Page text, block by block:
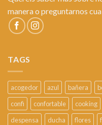
manera o preguntarnos
TAGS
acogedor azul bañera
confi
confortable cooking
despensa
ducha flores